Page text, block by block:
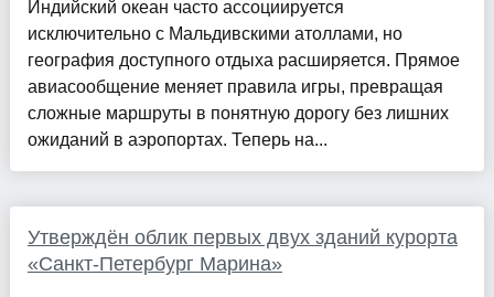
Индийский океан часто ассоциируется
исключительно с Мальдивскими атоллами, но
география доступного отдыха расширяется. Прямое
авиасообщение меняет правила игры, превращая
сложные маршруты в понятную дорогу без лишних
ожиданий в аэропортах. Теперь на...
Утверждён облик первых двух зданий курорта
«Санкт-Петербург Марина»